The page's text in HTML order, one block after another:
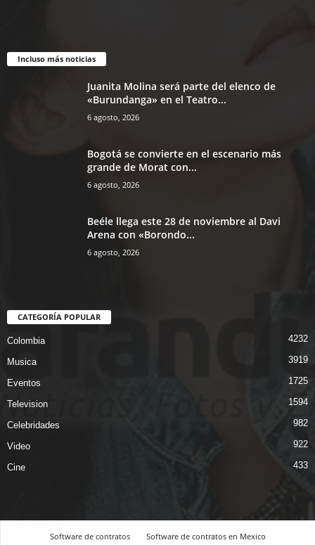
Incluso más noticias
Juanita Molina será parte del elenco de
«Burundanga» en el Teatro...
6 agosto, 2026
Bogotá se convierte en el escenario más
grande de Morat con...
6 agosto, 2026
Beéle llega este 28 de noviembre al Davi
Arena con «Borondo...
6 agosto, 2026
CATEGORÍA POPULAR
Colombia 4232
Musica 3919
Eventos 1725
Television 1594
Celebridades 982
Video 922
Cine 433
Software de contratos Software de contratos en Mexico